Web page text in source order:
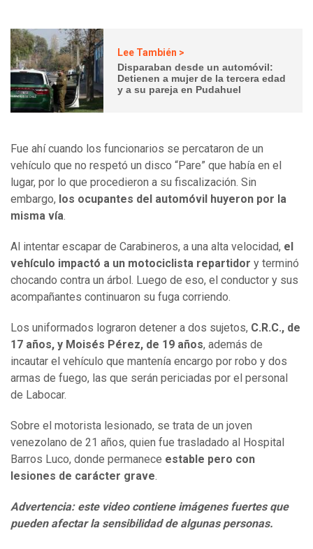
Lee También >
Disparaban desde un automóvil:
Detienen a mujer de la tercera edad
y a su pareja en Pudahuel
Fue ahí cuando los funcionarios se percataron de un
vehículo que no respetó un disco “Pare” que había en el
lugar, por lo que procedieron a su fiscalización. Sin
embargo, los ocupantes del automóvil huyeron por la
misma vía.
Al intentar escapar de Carabineros, a una alta velocidad, el
vehículo impactó a un motociclista repartidor y terminó
chocando contra un árbol. Luego de eso, el conductor y sus
acompañantes continuaron su fuga corriendo.
Los uniformados lograron detener a dos sujetos, C.R.C., de
17 años, y Moisés Pérez, de 19 años, además de
incautar el vehículo que mantenía encargo por robo y dos
armas de fuego, las que serán periciadas por el personal
de Labocar.
Sobre el motorista lesionado, se trata de un joven
venezolano de 21 años, quien fue trasladado al Hospital
Barros Luco, donde permanece estable pero con
lesiones de carácter grave.
Advertencia: este video contiene imágenes fuertes que
pueden afectar la sensibilidad de algunas personas.